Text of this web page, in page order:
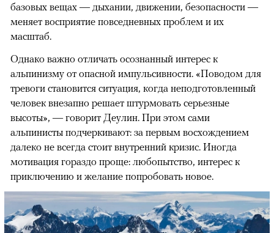
базовых вещах — дыхании, движении, безопасности —
меняет восприятие повседневных проблем и их
масштаб.
Однако важно отличать осознанный интерес к
альпинизму от опасной импульсивности. «Поводом для
тревоги становится ситуация, когда неподготовленный
человек внезапно решает штурмовать серьезные
высоты», — говорит Деулин. При этом сами
альпинисты подчеркивают: за первым восхождением
далеко не всегда стоит внутренний кризис. Иногда
мотивация гораздо проще: любопытство, интерес к
приключению и желание попробовать новое.